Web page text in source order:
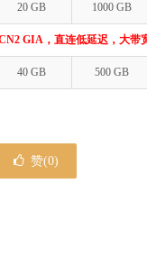
20 GB 1000 GB
GIA，直连低延迟，大带
40 GB 500 GB
赞(0)